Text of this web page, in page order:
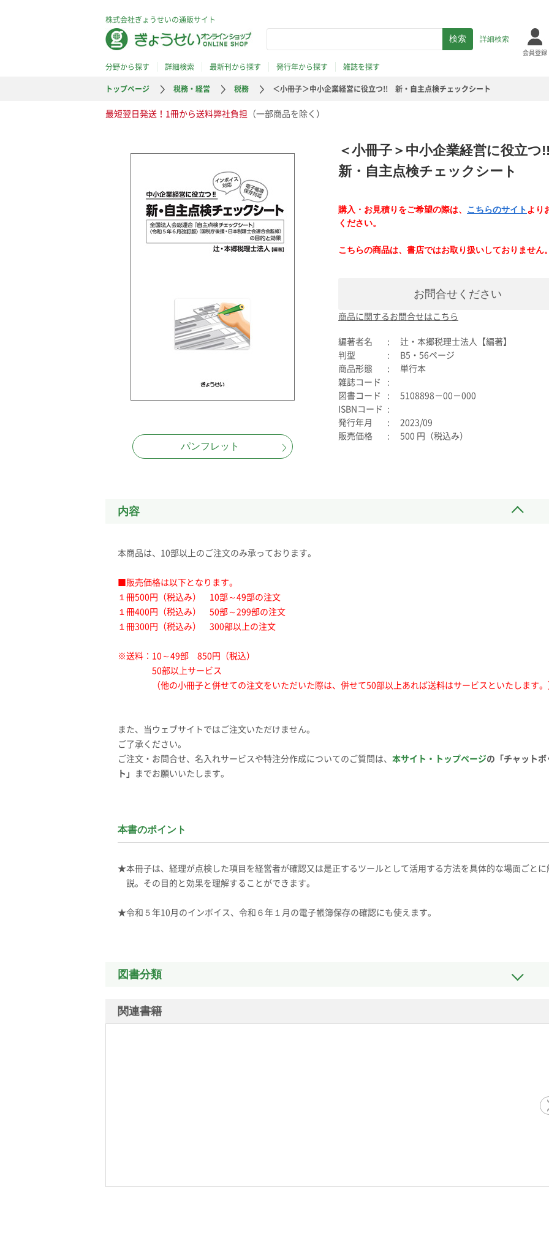
株式会社ぎょうせいの通販サイト
詳細検索
会員登録
分野から探す 詳細検索 最新刊から探す 発行年から探す
雑誌を探す
トップページ
税務・経営 税務 ＜小冊子＞中小企業経営に役立つ!! 新・自主点検チェックシート
最短翌日発送！1冊から送料弊社負担 （一部商品を除く）
パンフレット
＜小冊子＞中小企業経営に役立
新・自主点検チェックシート
購入・お見積りをご希望の際は、 こちらのサイト より
ください。
こちらの商品は、書店ではお取り扱いしておりません
お問合せください
商品に関するお問合せはこちら
編著者名
辻・本郷税理士法人【編著】
判型
B5・56ページ
商品形態
単行本
雑誌コード
図書コード
5108898－00－000
ISBNコード
発行年月
2023/09
販売価格
500 円（税込み）
内容
本商品は、10部以上のご注文のみ承っております。
■販売価格は以下となります。
１冊500円（税込み） 10部～49部の注文
１冊400円（税込み） 50部～299部の注文
１冊300円（税込み） 300部以上の注文
※送料：10～49部 850円（税込）
50部以上サービス
（他の小冊子と併せての注文をいただいた際は、併せて50部以上あれば送料はサービスといたします
また、当ウェブサイトではご注文いただけません。
ご了承ください。
ご注文・お問合せ、名入れサービスや特注分作成についてのご質問は、 本サイト・トップページの「チャットボ
ト」 までお願いいたします。
本書のポイント
★本冊子は、経理が点検した項目を経営者が確認又は是正するツールとして活用する方法を具体的な場面ごとに
説。その目的と効果を理解することができます。
★令和５年10月のインボイス、令和６年１月の電子帳簿保存の確認にも使えます。
図書分類
関連書籍